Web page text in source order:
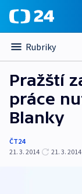
Rubriky
Pražští
práce
Blanky
ČT24
21. 3. 2014
21. 3. 2014